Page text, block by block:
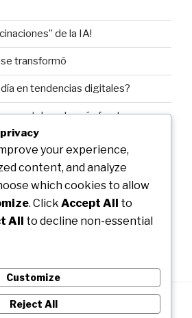
de la IA!
transformó
en tendencias digitales?
mentalmente más fuertes y
your experience,
content, and analyze
which cookies to allow
. Click Accept All to
All to decline non-essential
Customize
Reject All